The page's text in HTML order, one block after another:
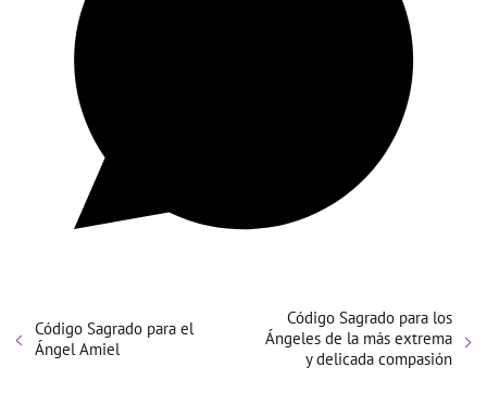
Código Sagrado para el
Ángel Amiel
Código Sagrado para los
Ángeles de la más extrema
y delicada compasión